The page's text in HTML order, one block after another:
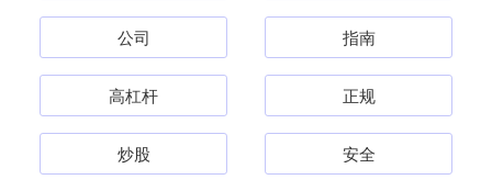
公司 指南
高杠杆 正规
炒股 安全